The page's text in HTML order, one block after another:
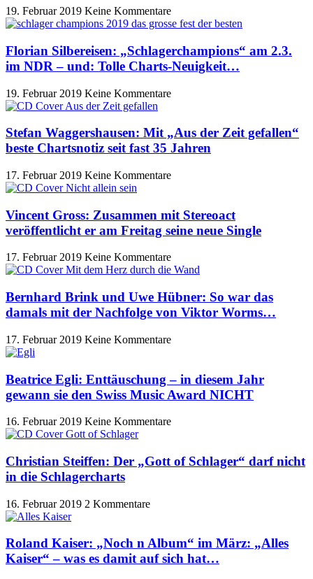
19. Februar 2019 Keine Kommentare
Florian Silbereisen: „Schlagerchampions“ am 2.3.
im NDR – und: Tolle Charts-Neuigkeit…
19. Februar 2019 Keine Kommentare
Stefan Waggershausen: Mit „Aus der Zeit gefallen“
beste Chartsnotiz seit fast 35 Jahren
17. Februar 2019 Keine Kommentare
Vincent Gross: Zusammen mit Stereoact
veröffentlicht er am Freitag seine neue Single
17. Februar 2019 Keine Kommentare
Bernhard Brink und Uwe Hübner: So war das
damals mit der Nachfolge von Viktor Worms…
17. Februar 2019 Keine Kommentare
Beatrice Egli: Enttäuschung – in diesem Jahr
gewann sie den Swiss Music Award NICHT
16. Februar 2019 Keine Kommentare
Christian Steiffen: Der „Gott of Schlager“ darf nicht
in die Schlagercharts
16. Februar 2019 2 Kommentare
Roland Kaiser: „Noch n Album“ im März: „Alles
Kaiser“ – was es damit auf sich hat…